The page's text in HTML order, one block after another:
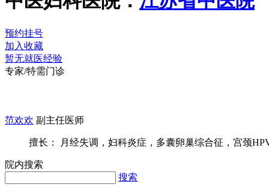
预约挂号
加入收藏
暂无就医经验
专家/特需门诊
范欢欢 副主任医师
擅长： 月经失调，妇科炎症，多囊卵巢综合征，宫颈
院内搜索
搜索